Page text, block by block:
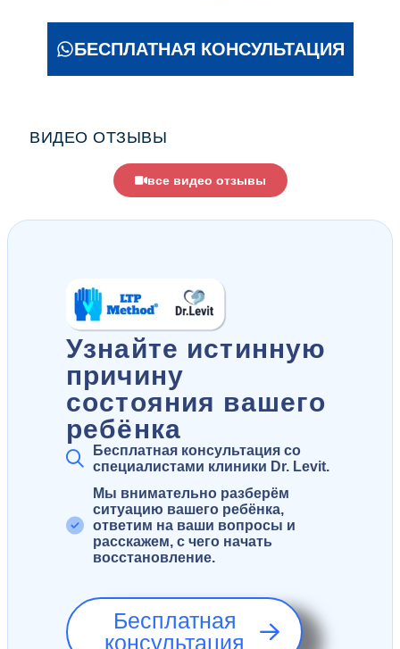
БЕСПЛАТНАЯ КОНСУЛЬТАЦИЯ
ВИДЕО ОТЗЫВЫ
все видео отзывы
Узнайте истинную
причину
состояния вашего
ребёнка
Бесплатная консультация со
специалистами клиники Dr. Levit.
Мы внимательно разберём
ситуацию вашего ребёнка,
ответим на ваши вопросы и
расскажем, с чего начать
восстановление.
Бесплатная
консультация